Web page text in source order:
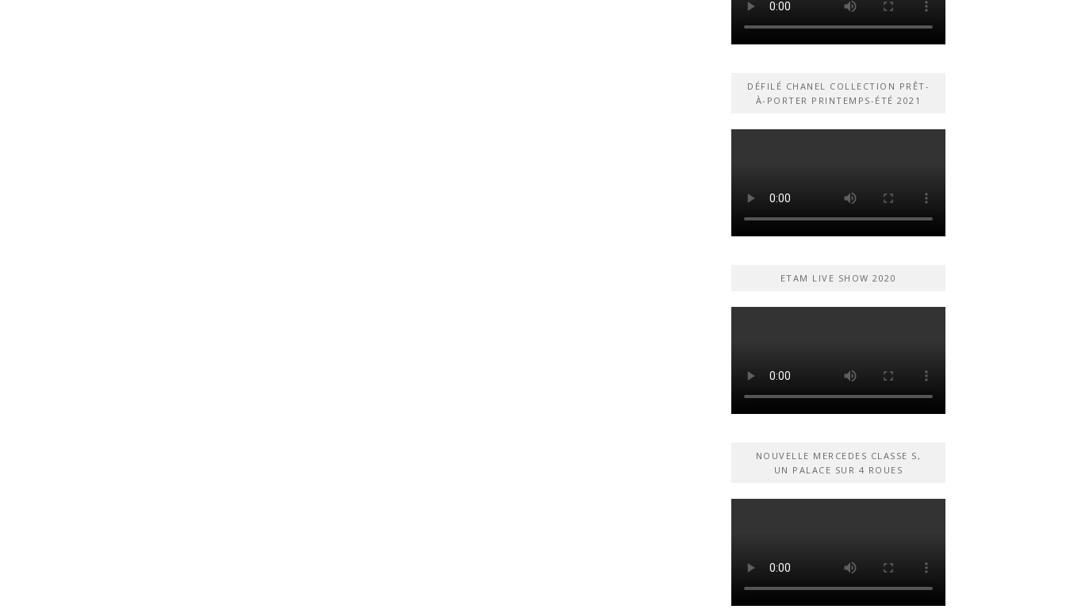
DÉFILÉ CHANEL COLLECTION PRÊT-
À-PORTER PRINTEMPS-ÉTÉ 2021
ETAM LIVE SHOW 2020
NOUVELLE MERCEDES CLASSE S,
UN PALACE SUR 4 ROUES